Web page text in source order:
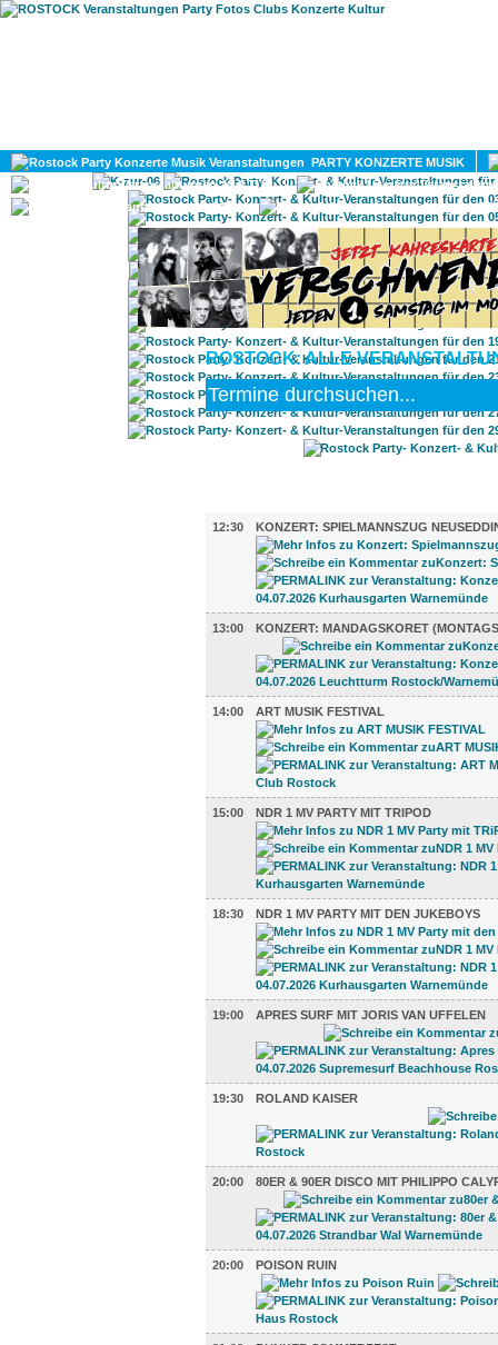
PARTY KONZERTE MUSIK
KULTUR
GAY
ROSTOCK: ALLE
12:30
KONZERT: SPIELMANNSZUG
13:00 KONZERT: MANDAGSKORET
14:00 ART MUSIK FESTIVAL
15:00 NDR 1 MV PARTY MIT TRIPOD
18:30 NDR 1 MV PARTY MIT DEN JUKEBOYS
19:00 APRES SURF MIT JORIS VAN UFFELEN
19:30 ROLAND KAISER
20:00 80ER & 90ER DISCO MIT PHILIPPO
20:00 POISON RUIN